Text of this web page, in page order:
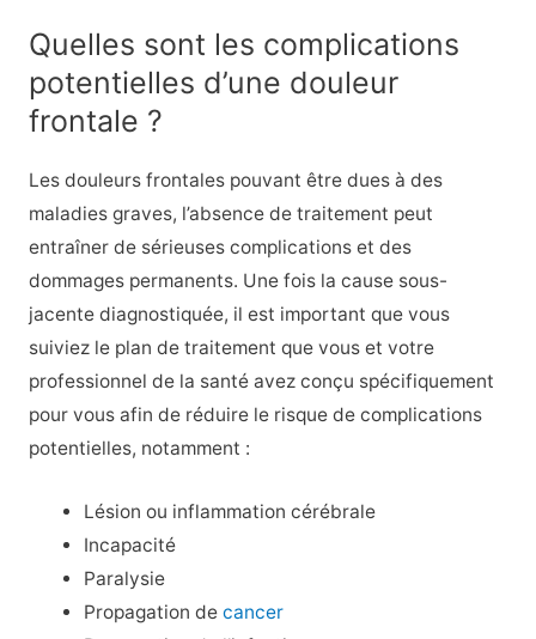
Quelles sont les complications
potentielles d’une douleur
frontale ?
Les douleurs frontales pouvant être dues à des
maladies graves, l’absence de traitement peut
entraîner de sérieuses complications et des
dommages permanents. Une fois la cause sous-
jacente diagnostiquée, il est important que vous
suiviez le plan de traitement que vous et votre
professionnel de la santé avez conçu spécifiquement
pour vous afin de réduire le risque de complications
potentielles, notamment :
Lésion ou inflammation cérébrale
Incapacité
Paralysie
Propagation decancer